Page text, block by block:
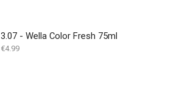
3.07 - Wella Color Fresh 75ml
€4.99